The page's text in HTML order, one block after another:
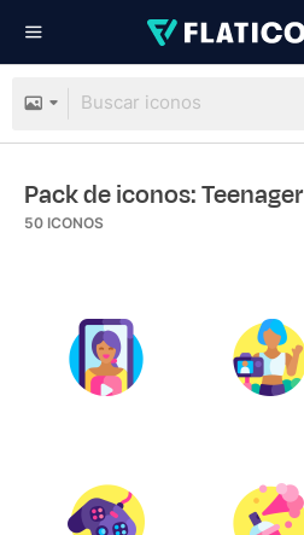
Pack de iconos: Teenager
50 ICONOS